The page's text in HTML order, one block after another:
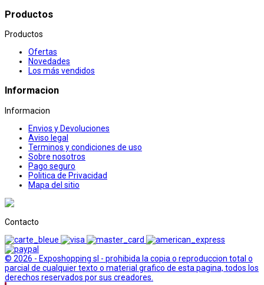
Productos
Productos
Ofertas
Novedades
Los más vendidos
Informacion
Informacion
Envios y Devoluciones
Aviso legal
Terminos y condiciones de uso
Sobre nosotros
Pago seguro
Politica de Privacidad
Mapa del sitio
Contacto
© 2026 - Exposhopping sl - prohibida la copia o reproduccion total o
parcial de cualquier texto o material grafico de esta pagina, todos los
derechos reservados por sus creadores.